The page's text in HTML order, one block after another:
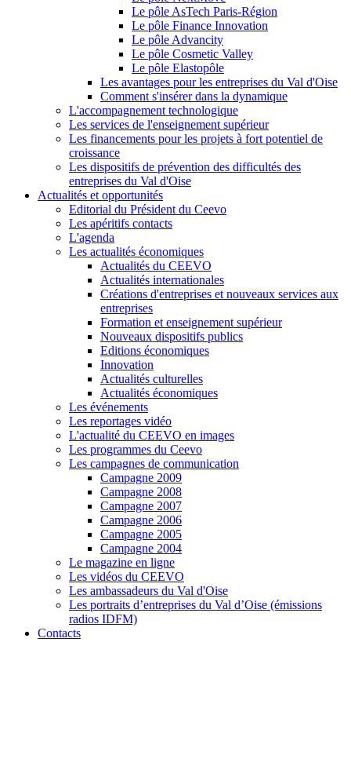
Le pôle AsTech Paris-Région
Le pôle Finance Innovation
Le pôle Advancity
Le pôle Cosmetic Valley
Le pôle Elastopôle
Les avantages pour les entreprises du Val d'Oise
Comment s'insérer dans la dynamique
L'accompagnement technologique
Les services de l'enseignement supérieur
Les financements pour les projets à fort potentiel de
croissance
Les dispositifs de prévention des difficultés des
entreprises du Val d'Oise
Actualités et opportunités
Editorial du Président du Ceevo
Les apéritifs contacts
L'agenda
Les actualités économiques
Actualités du CEEVO
Actualités internationales
Créations d'entreprises et nouveaux services aux
entreprises
Formation et enseignement supérieur
Nouveaux dispositifs publics
Editions économiques
Innovation
Actualités culturelles
Actualités économiques
Les événements
Les reportages vidéo
L'actualité du CEEVO en images
Les programmes du Ceevo
Les campagnes de communication
Campagne 2009
Campagne 2008
Campagne 2007
Campagne 2006
Campagne 2005
Campagne 2004
Le magazine en ligne
Les vidéos du CEEVO
Les ambassadeurs du Val d'Oise
Les portraits d’entreprises du Val d’Oise (émissions
radios IDFM)
Contacts